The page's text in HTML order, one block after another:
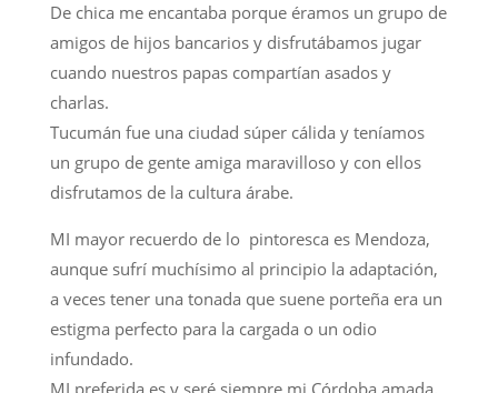
De chica me encantaba porque éramos un grupo de
amigos de hijos bancarios y disfrutábamos jugar
cuando nuestros papas compartían asados y
charlas.
Tucumán fue una ciudad súper cálida y teníamos
un grupo de gente amiga maravilloso y con ellos
disfrutamos de la cultura árabe.
MI mayor recuerdo de lo pintoresca es Mendoza,
aunque sufrí muchísimo al principio la adaptación,
a veces tener una tonada que suene porteña era un
estigma perfecto para la cargada o un odio
infundado.